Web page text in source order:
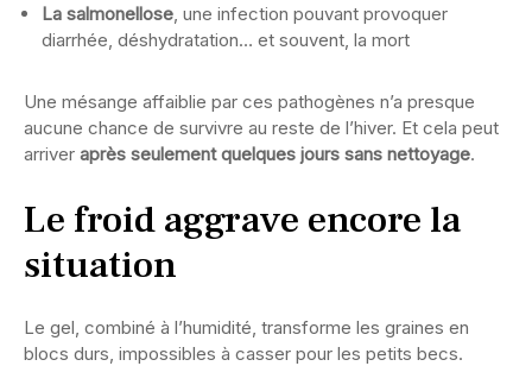
La salmonellose , une infection pouvant provoquer
diarrhée, déshydratation… et souvent, la mort
Une mésange affaiblie par ces pathogènes n’a presque
aucune chance de survivre au reste de l’hiver. Et cela peut
arriver après seulement quelques jours sans nettoyage.
Le froid aggrave encore la
situation
Le gel, combiné à l’humidité, transforme les graines en
blocs durs, impossibles à casser pour les petits becs.